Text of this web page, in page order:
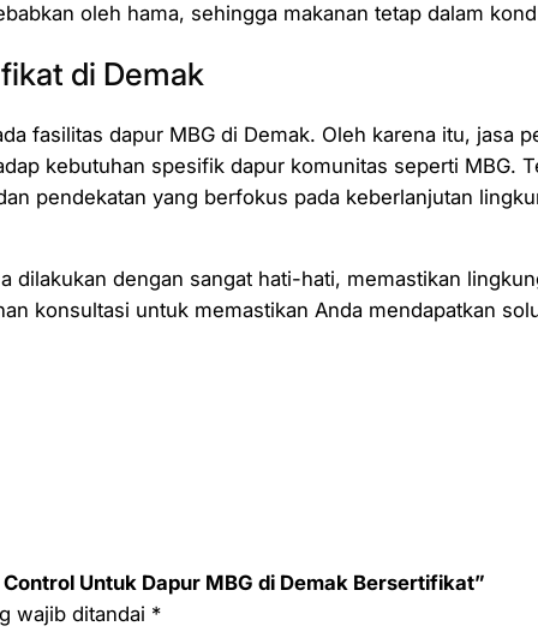
oleh hama, sehingga makanan tetap dalam
di Demak
fasilitas dapur MBG di Demak. Oleh karena itu, jasa
kebutuhan spesifik dapur komunitas seperti MBG.
pendekatan yang berfokus pada keberlanjutan
dilakukan dengan sangat hati-hati, memastikan
konsultasi untuk memastikan Anda mendapatkan
Untuk Dapur MBG di Demak Bersertifikat”
wajib ditandai *